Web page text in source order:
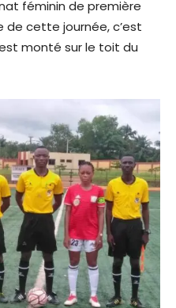
féminin de première
de cette journée, c’est
monté sur le toit du